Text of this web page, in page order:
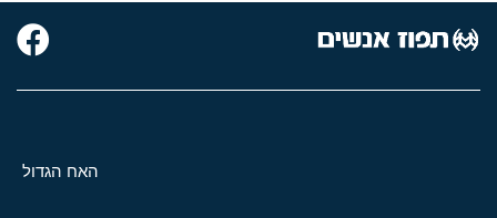
האח הגדול